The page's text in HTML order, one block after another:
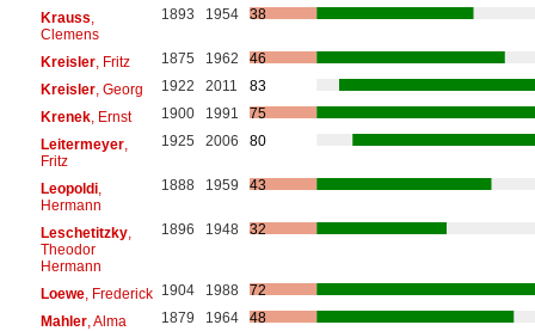
Krauss
Clemens
1893 1954 38
Kreisler, Fritz 1875 1962
46
Kreisler, Georg 1922 2011
83
Krenek, Ernst 1900 1991
75
Leitermeyer,
Fritz
1925 2006 80
Leopoldi,
Hermann
1888 1959 43
Leschetitzky,
Theodor
Hermann
1896 1948 32
Loewe, Frederick 1904 1988
72
Mahler, Alma 1879 1964
48